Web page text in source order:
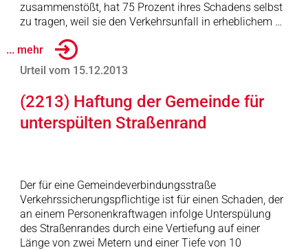
zusammenstößt, hat 75 Prozent ihres Schadens selbst
zu tragen, weil sie den Verkehrsunfall in erheblichem …
... mehr
Urteil vom 15.12.2013
(2213) Haftung der Gemeinde für
unterspülten Straßenrand
Der für eine Gemeindeverbindungsstraße
Verkehrssicherungspflichtige ist für einen Schaden, der
an einem Personenkraftwagen infolge Unterspülung
des Straßenrandes durch eine Vertiefung auf einer
Länge von zwei Metern und einer Tiefe von 10